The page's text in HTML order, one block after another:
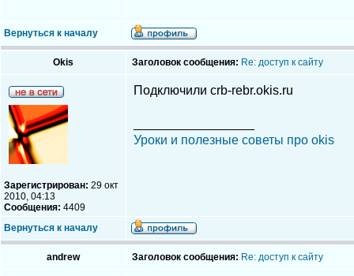
Вернуться к началу
Okis Заголовок сообщения: Re: доступ к сайту
Зарегистрирован: 29 окт
2010, 04:13
Сообщения: 4409
Подключили crb-rebr.okis.ru
Уроки и полезные советы про okis
Вернуться к началу
andrew Заголовок сообщения: Re: доступ к сайту